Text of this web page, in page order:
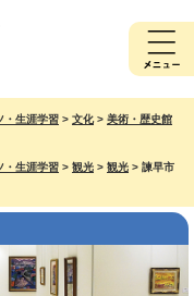
・生涯学習 > 文化 > 美術・歴史館
・生涯学習 > 観光 > 観光 > 諫早市